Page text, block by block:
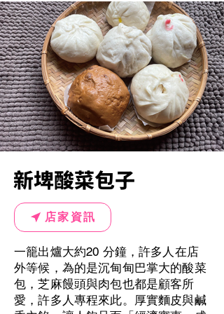
新埤酸菜包子
店家資訊
一籠出爐大約20 分鐘，許多人在店
外等候，為的是沉甸甸巴掌大的酸菜
包，芝麻饅頭與肉包也都是顧客所
愛，許多人專程來此。厚實麵皮與鹹